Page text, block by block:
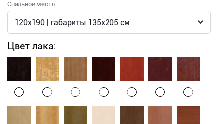
Спальное место
Цвет лака: